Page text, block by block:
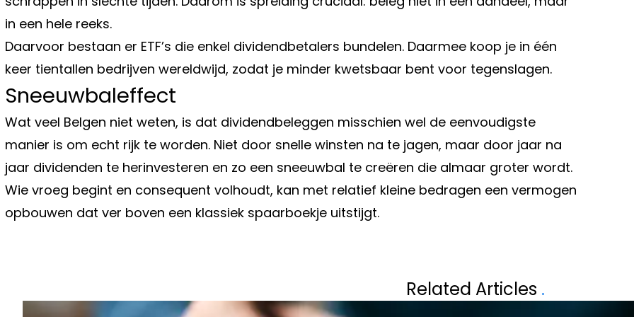
in een hele reeks.
Daarvoor bestaan er ETF’s die enkel dividendbetalers bundelen. Daarmee koop je in één
keer tientallen bedrijven wereldwijd, zodat je minder kwetsbaar bent voor tegenslagen.
Sneeuwbaleffect
Wat veel Belgen niet weten, is dat dividendbeleggen misschien wel de eenvoudigste
manier is om echt rijk te worden. Niet door snelle winsten na te jagen, maar door jaar na
jaar dividenden te herinvesteren en zo een sneeuwbal te creëren die almaar groter wordt.
Wie vroeg begint en consequent volhoudt, kan met relatief kleine bedragen een vermogen
opbouwen dat ver boven een klassiek spaarboekje uitstijgt.
VERRASSENDE OORZAKEN
WAAROM EEN
VOLLEDIG KAN
Related Articles .